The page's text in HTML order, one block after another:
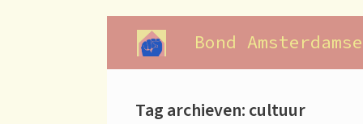
inhoud
Bond
Tag archieven:cultuur